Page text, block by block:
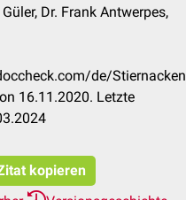
Dr. Frank Antwerpes,
de/Stiernacken
16.11.2020. Letzte
kopieren